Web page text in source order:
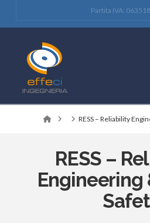
Partita IVA:
Home RESS – Reliability
RESS –
Engineering